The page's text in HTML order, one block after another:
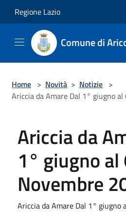
Regione Lazio
Comune di
Home > Novità > Notizie >
Ariccia da Amare Dal 1° giugno
Ariccia da
1° giugno al
Novembre
Ariccia da Amare Dal 1° giugno